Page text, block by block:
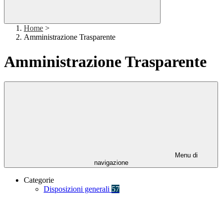
Home >
Amministrazione Trasparente
Amministrazione Trasparente
Menu di
navigazione
Categorie
Disposizioni generali 57